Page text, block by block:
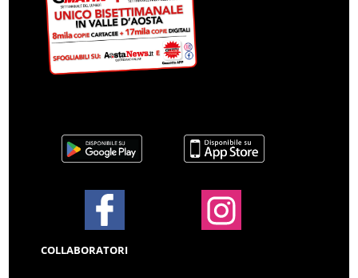
COLLABORATORI